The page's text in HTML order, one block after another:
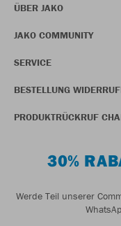
ÜBER JAKO
JAKO COMMUNITY
SERVICE
BESTELLUNG
PRODUKTRÜCKRUF
30%
Werde Teil unserer